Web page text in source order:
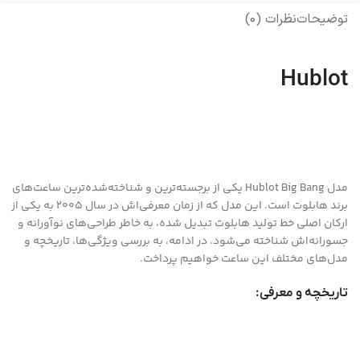
توضیحاتنظرات (0)
Hublot
مدل Hublot Big Bang یکی از برجسته‌ترین و شناخته‌شده‌ترین ساعت‌های
برند هابلوت است. این مدل که از زمان معرفی‌اش در سال 2005 به یکی از
ارکان اصلی خط تولید هابلوت تبدیل شده، به خاطر طراحی‌های نوآورانه و
جسورانه‌اش شناخته می‌شود. در ادامه، به بررسی ویژگی‌ها، تاریخچه و
مدل‌های مختلف این ساعت خواهیم پرداخت.
تاریخچه و معرفی: